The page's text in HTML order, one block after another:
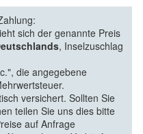
sich der genannte Preis
, Inselzuschlag
die angegebene
versichert. Sollten Sie
teilen Sie uns dies bitte
auf Anfrage